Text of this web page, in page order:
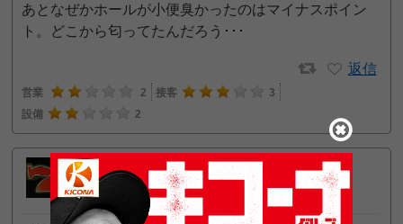
あとなぜかホールが小便臭かったのはマイナスポイン
ト。どこから匂ってたんだろう･･･
返信
営業 2 接客
3
設備
2
トロピ 一般2位
2024年9月5日 10:26 AM